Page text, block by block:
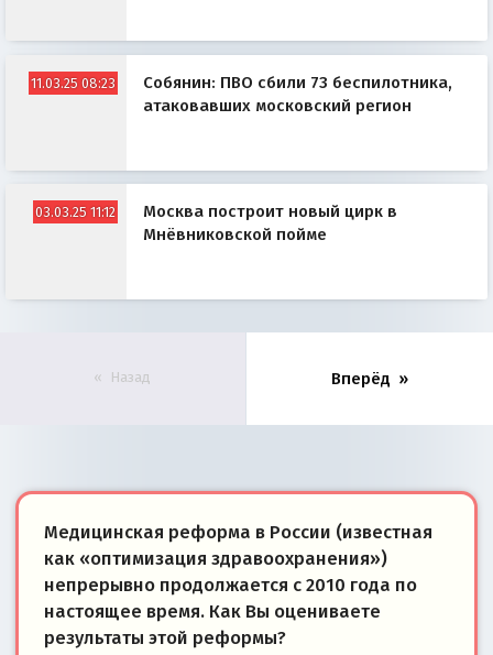
11.03.25 08:23
Собянин: ПВО сбили 73 беспилотника,
атаковавших московский регион
03.03.25 11:12
Москва построит новый цирк в
Мнёвниковской пойме
Назад Вперёд
Медицинская реформа в России (известная
как «оптимизация здравоохранения»)
непрерывно продолжается с 2010 года по
настоящее время. Как Вы оцениваете
результаты этой реформы?